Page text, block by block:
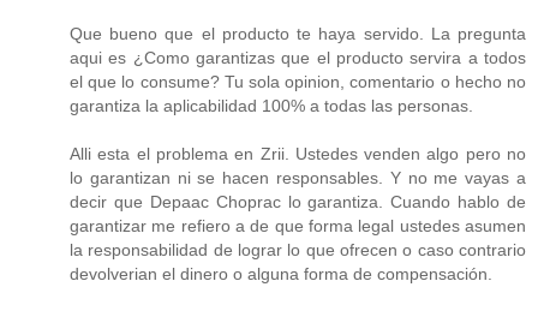
Que bueno que el producto te haya servido. La pregunta
aqui es ¿Como garantizas que el producto servira a todos
el que lo consume? Tu sola opinion, comentario o hecho no
garantiza la aplicabilidad 100% a todas las personas.
Alli esta el problema en Zrii. Ustedes venden algo pero no
lo garantizan ni se hacen responsables. Y no me vayas a
decir que Depaac Choprac lo garantiza. Cuando hablo de
garantizar me refiero a de que forma legal ustedes asumen
la responsabilidad de lograr lo que ofrecen o caso contrario
devolverian el dinero o alguna forma de compensación.